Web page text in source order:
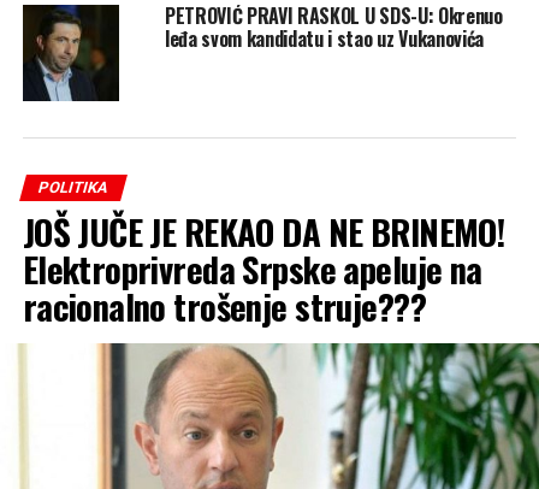
PETROVIĆ PRAVI RASKOL U SDS-U: Okrenuo
leđa svom kandidatu i stao uz Vukanovića
POLITIKA
JOŠ JUČE JE REKAO DA NE BRINEMO!
Elektroprivreda Srpske apeluje na
racionalno trošenje struje???